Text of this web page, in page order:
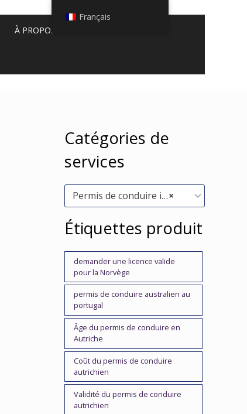
À PROPOS DE NOUS
Catégories de
services
×
Permis de conduire internationaux (5)
Étiquettes produit
demander une licence valide
pour la Norvège
permis de conduire australien au
portugal
Âge du permis de conduire en
Autriche
Coût du permis de conduire
autrichien
Validité du permis de conduire
autrichien
Français